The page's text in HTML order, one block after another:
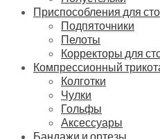
Приспособления для
Подпяточники
Пелоты
Корректоры для
Компрессионный
Колготки
Чулки
Гольфы
Аксессуары
Бандажи и ортезы